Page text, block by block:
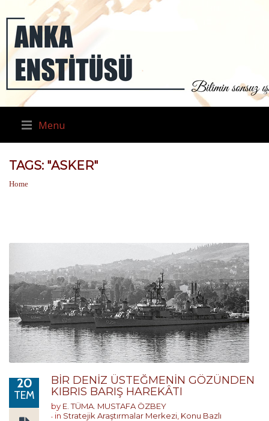
Menu
TAGS: "ASKER"
Home
20
TEM
BİR DENİZ ÜSTEĞMENİN GÖZÜNDEN
KIBRIS BARIŞ HAREKÂTI
by E. TÜMA. MUSTAFA ÖZBEY
in Stratejik Araştırmalar Merkezi Konu Bazlı